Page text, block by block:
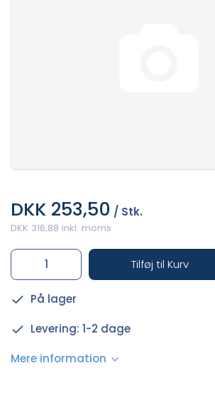
DKK 253,50 / Stk.
DKK 316,88 inkl. moms
Tilføj til Kurv
På lager
Levering: 1-2 dage
Mere information